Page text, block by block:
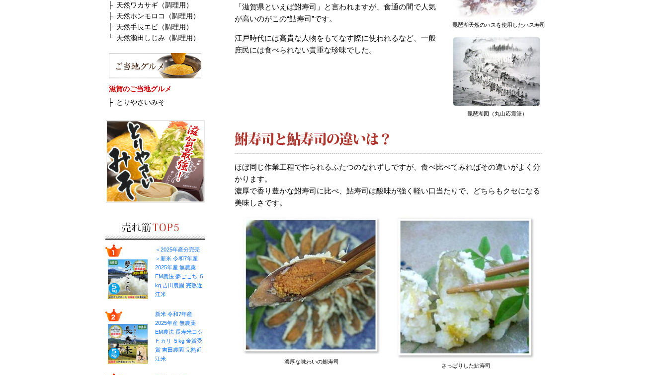
├ 天然ワカサギ（調理用）
├ 天然ホンモロコ（調理用）
├ 天然手長エビ（調理用）
└ 天然瀬田しじみ（調理用）
滋賀のご当地グルメ
├ とりやさいみそ
＜2025年産分完売
＞新米 令和7年産
2025年産 無農薬
EM農法 夢ごこち ５
kg 吉田農園 完熟近
江米
新米 令和7年産
2025年産 無農薬
EM農法 長寿米コシ
ヒカリ ５kg 金賞受
賞 吉田農園 完熟近
江米
琵琶湖天然のハスを使用したハス寿司
琵琶湖図（丸山応震筆）
「滋賀県といえば鮒寿司」と言われますが、食通の間で人気
が高いのがこの“鮎寿司”です。
江戸時代には高貴な人物をもてなす際に使われるなど、一般
庶民には食べられない貴重な珍味でした。
ほぼ同じ作業工程で作られるふたつのなれずしですが、食べ比べてみればその違いがよく分
かります。
濃厚で香り豊かな鮒寿司に比べ、鮎寿司は酸味が強く軽い口当たりで、どちらもクセになる
美味しさです。
濃厚な味わいの鮒寿司
さっぱりした鮎寿司